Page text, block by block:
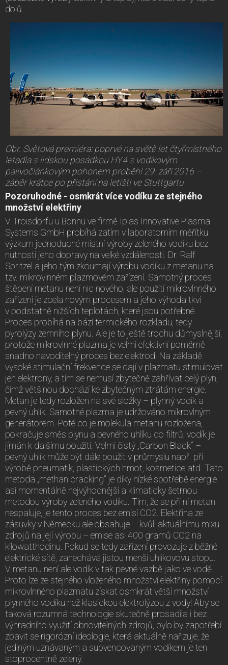
dolů.
Obr. Světová premiéra: poprvé na světě let čtyřmístného
letadla s lidskou posádkou HY4 s vodíkovým
palivočlánkovým pohonem proběhl 29. září 2016 –
záběrkrátce po přistání na letišti ve Stuttgartu
Pozoruhodné - osmkrát více vodíku ze stejného
množství elektřiny
V Troisdorfu u Bonnu ve firmě Iplas Innovative Plasma
Systems GmbH probíhá zatím v laboratorním měřítku
výzkum jednoduché místní výroby zeleného vodíku bez
nutnosti jeho dopravy na velké vzdálenosti. Dr. Ralf
Spritzel a jeho tým zkoumají výrobu vodíku z metanu na
tzv. mikrovlnném plazmovém zařízení. Samotný proces
štěpení metanu není nic nového, ale použití mikrovlnného
zařízení je zcela novým procesem a jeho výhoda tkví
v podstatně nižších teplotách, které jsou potřebné.
Proces probíhá na bází termického rozkladu, tedy
pyrolýzy zemního plynu. Ale je to ještě trochu důmyslnější,
protože mikrovlnné plazma je velmi efektivní poměrně
snadno navoditelný proces bez elektrod. Na základě
vysoké stimulační frekvence se dají v plazmatu stimulovat
jen elektrony, a tím se nemusí zbytečně zahřívat celý plyn,
čímž většinou dochází ke zbytečným ztrátám energie.
Metan je tedy rozložen na své složky – plynný vodík a
pevný uhlík. Samotné plazma je udržováno mikrovlným
generátorem. Poté co je molekula metanu rozložena,
pokračuje směs plynu a pevného uhlíku do filtrů, vodík je
jímán k dalšímu použití. Velmi čistý „Carbon Black“ –
pevný uhlík může být dále použit v průmyslu např. při
výrobě pneumatik, plastických hmot, kosmetice atd. Tato
metoda „methan cracking“ je díky nízké spotřebě energie
asi momentálně nejvýhodnější a klimaticky šetrnou
metodou výroby zeleného vodíku. Tím, že se při ní metan
nespaluje, je tento proces bez emisí CO2. Elektřina ze
zásuvky v Německu ale obsahuje – kvůli aktuálnímu mixu
zdrojů na její výrobu – emise asi 400 gramů CO2 na
kilowatthodinu. Pokud se tedy zařízení provozuje z běžné
elektrické sítě, zanechává jistou menší uhlíkovovu stopu.
V metanu není ale vodík v tak pevné vazbě jako ve vodě.
Proto lze ze stejného vloženého množství elektřiny pomocí
mikrovlnného plazmatu získat osmkrát větší množství
plynného vodíku než klasickou elektrolýzou z vody! Aby se
taková rozumná technologie skutečně prosadila i bez
výhradního využití obnovitelných zdrojů, bylo by zapotřebí
zbavit se rigorózní ideologie, která aktuálně nařizuje, že
jediným uznávaným a subvencovaným vodíkem je ten
stoprocentně zelený.